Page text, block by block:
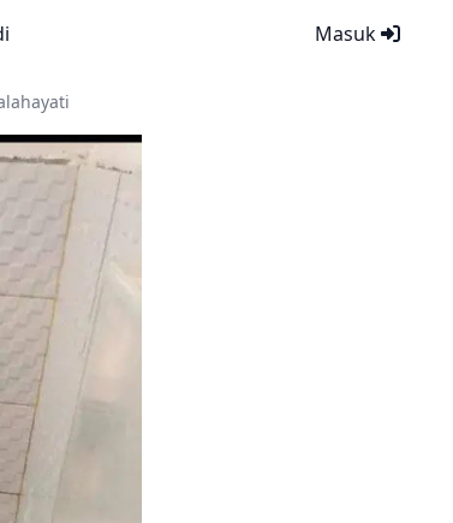
Masuk